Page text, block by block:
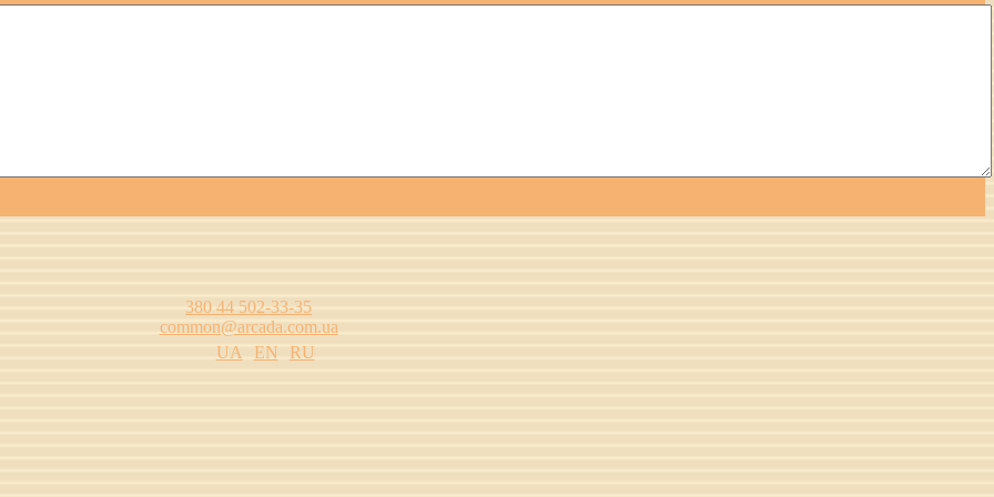
380 44 502-33-35
common@arcada.com.ua
UA
EN RU